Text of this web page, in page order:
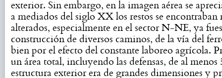
exterior. Sin embargo, en la imagen aérea se
a mediados del siglo XX los restos se encontraban
alterados, especialmente en el sector N-NE, ya
construcción de diversos caminos, de la vía del
bien por el efecto del constante laboreo agrícola.
un área total, incluyendo las defensas, de al menos
estructura exterior era de grandes dimensiones y